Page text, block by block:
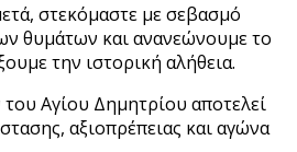
στεκόμαστε με σεβασμό
θυμάτων και ανανεώνουμε το
την ιστορική αλήθεια.
Αγίου Δημητρίου αποτελεί
αξιοπρέπειας και αγώνα